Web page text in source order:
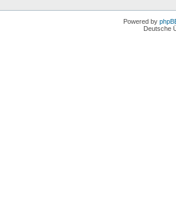
Powered by
Deutsche